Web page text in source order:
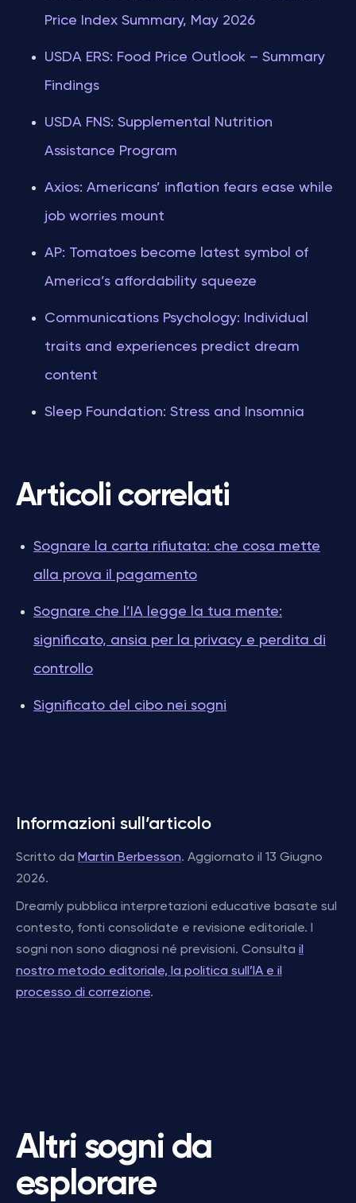
Price Index Summary, May 2026
USDA ERS: Food Price Outlook – Summary
Findings
USDA FNS: Supplemental Nutrition
Assistance Program
Axios: Americans’ inflation fears ease while
job worries mount
AP: Tomatoes become latest symbol of
America’s affordability squeeze
Communications Psychology: Individual
traits and experiences predict dream
content
Sleep Foundation: Stress and Insomnia
Articoli correlati
Sognare la carta rifiutata: che cosa mette
alla prova il pagamento
Sognare che l’IA legge la tua mente:
significato, ansia per la privacy e perdita di
controllo
Significato del cibo nei sogni
Informazioni sull’articolo
Scritto da Martin Berbesson. Aggiornato il 13 Giugno
2026.
Dreamly pubblica interpretazioni educative basate sul
contesto, fonti consolidate e revisione editoriale. I
sogni non sono diagnosi né previsioni. Consulta il
nostro metodo editoriale, la politica sull’IA e il
processo di correzione.
Altri sogni da
esplorare